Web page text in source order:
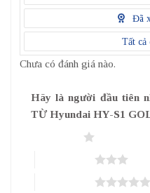
điểm
Đã
Tất cả
Chưa có đánh giá nào.
Hãy là người đầu tiên
TỪ Hyundai HY-S1